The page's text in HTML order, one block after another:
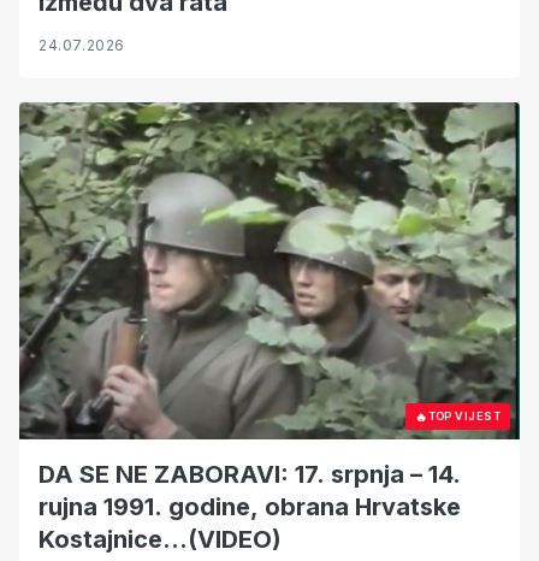
24.07.2026
🔥TOP VIJEST
DA SE NE ZABORAVI: 17. srpnja – 14.
rujna 1991. godine, obrana Hrvatske
Kostajnice…(VIDEO)